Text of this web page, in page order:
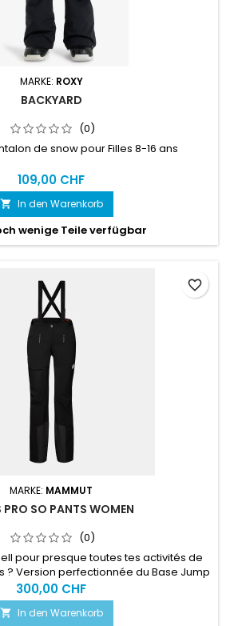
MARKE: ROXY
BACKYARD
(0)
de snow pour Filles 8-16 ans
109,00 CHF
 In den Warenkorb
wenige Teile verfügbar
MARKE: MAMMUT
PRO SO PANTS WOMEN
(0)
pour presque toutes tes activités de
? Version perfectionnée du Base Jump
Pro répond à toutes les attentes.
300,00 CHF
 In den Warenkorb
favorite_border